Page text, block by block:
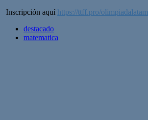
Inscripción aquí https://ttff.pro/olimpiadalatam
destacado
matematica